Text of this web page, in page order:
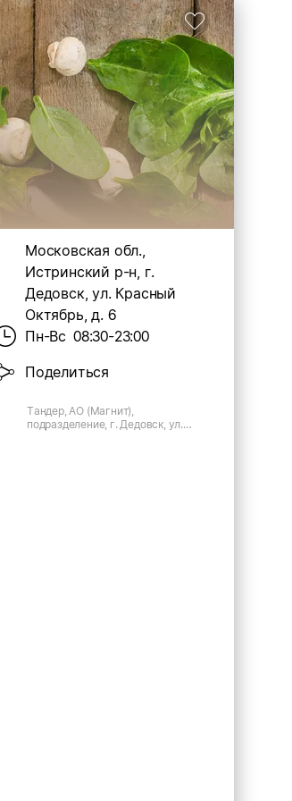
Московская обл.,
Истринский р-н, г.
Дедовск, ул. Красный
Октябрь, д. 6
Пн-Вс 08:30-23:00
Поделиться
Тандер, АО (Магнит),
подразделение, г. Дедовск, ул.